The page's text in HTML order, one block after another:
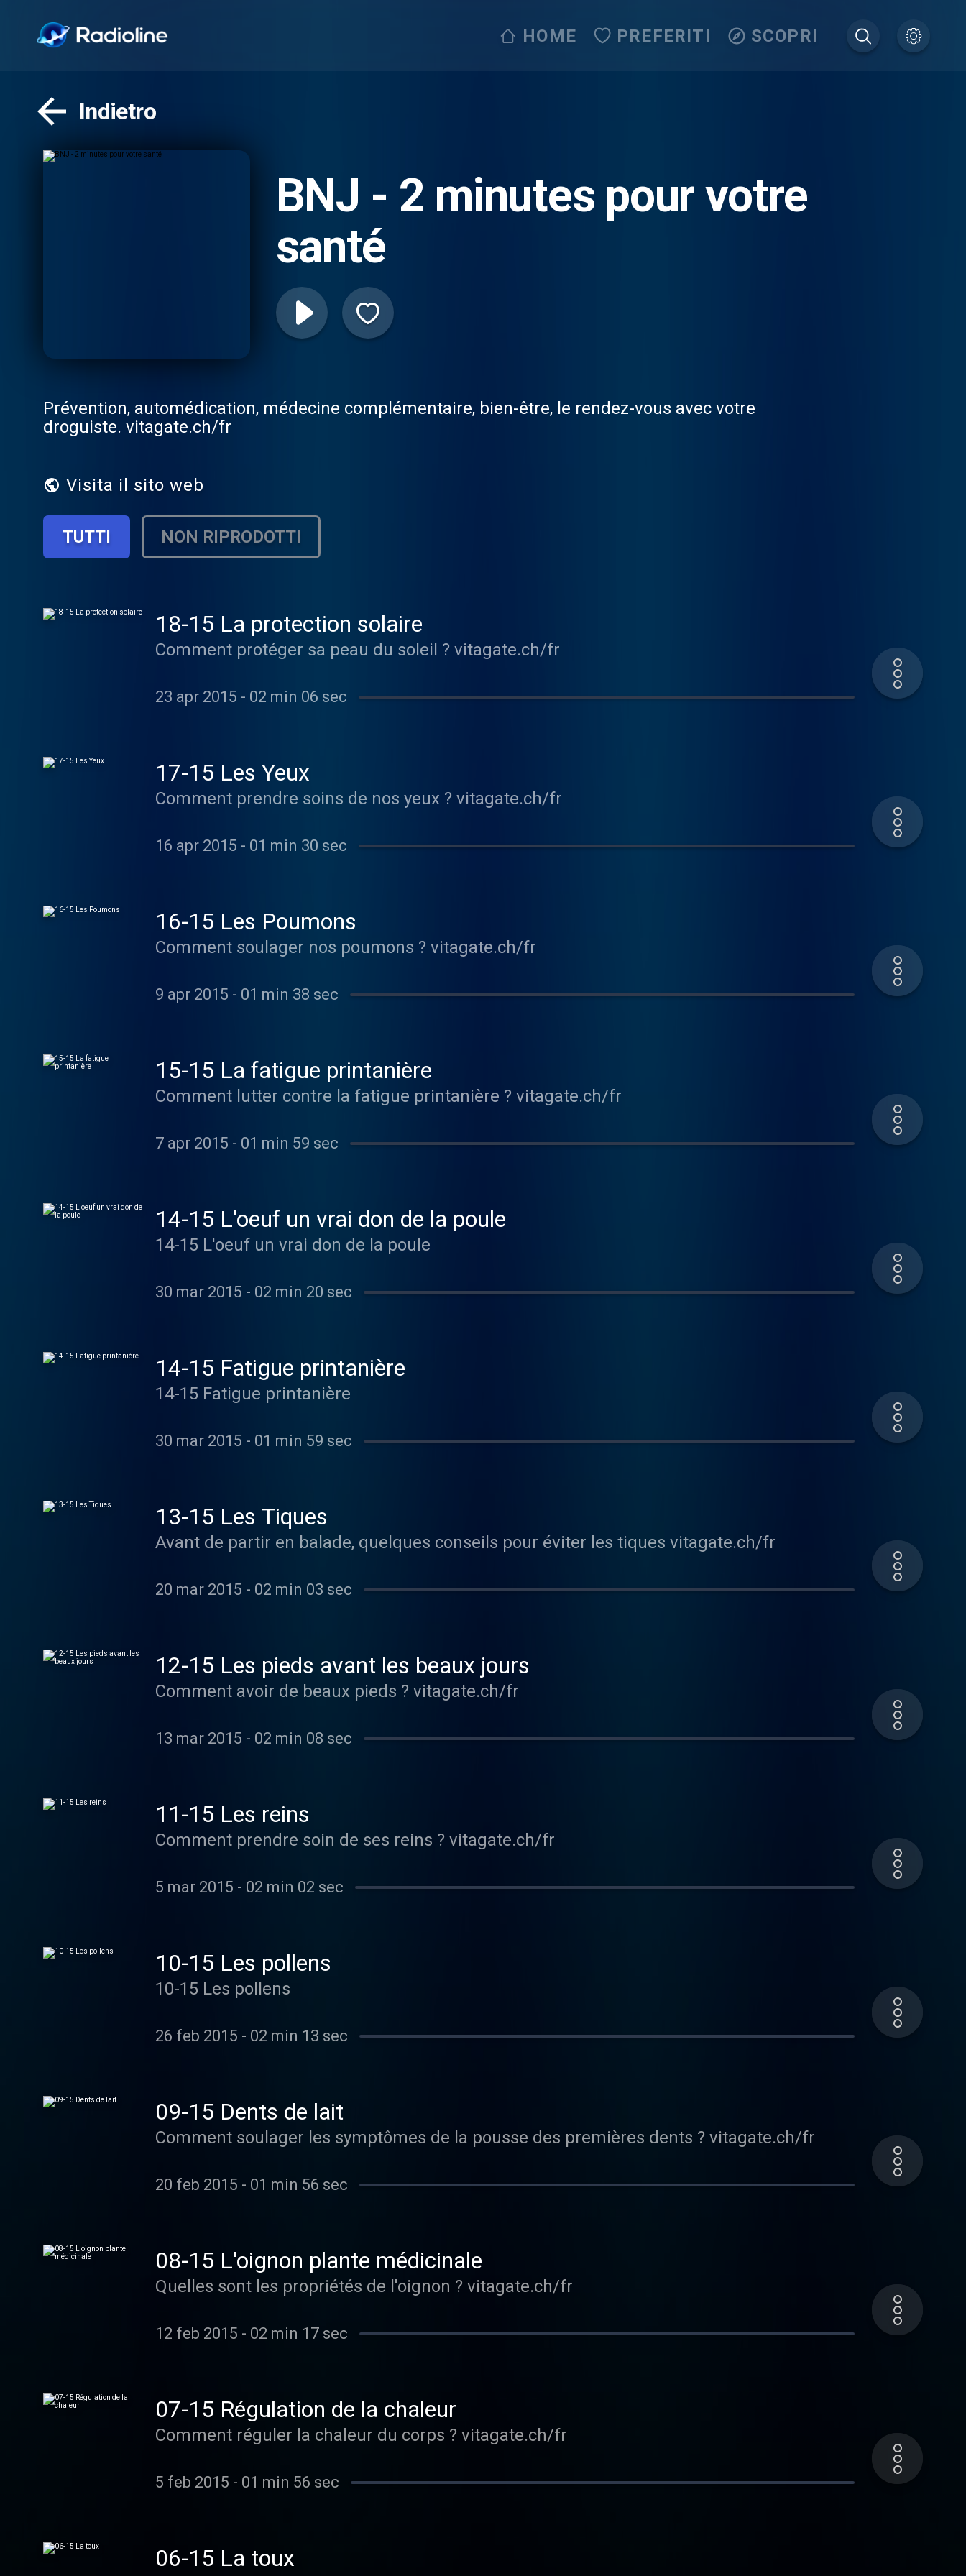
HOME PREFERITI SCOPRI
Indietro
BNJ - 2 minutes pour votre
santé
Prévention, automédication, médecine complémentaire, bien-être, le rendez-vous avec votre
droguiste. vitagate.ch/fr
Visita il sito web
TUTTI NON RIPRODOTTI
18-15 La protection solaire
Comment protéger sa peau du soleil ? vitagate.ch/fr
23 apr 2015 - 02 min 06 sec
17-15 Les Yeux
Comment prendre soins de nos yeux ? vitagate.ch/fr
16 apr 2015 - 01 min 30 sec
16-15 Les Poumons
Comment soulager nos poumons ? vitagate.ch/fr
9 apr 2015 - 01 min 38 sec
15-15 La fatigue printanière
Comment lutter contre la fatigue printanière ? vitagate.ch/fr
7 apr 2015 - 01 min 59 sec
14-15 L'oeuf un vrai don de la poule
14-15 L'oeuf un vrai don de la poule
30 mar 2015 - 02 min 20 sec
14-15 Fatigue printanière
14-15 Fatigue printanière
30 mar 2015 - 01 min 59 sec
13-15 Les Tiques
Avant de partir en balade, quelques conseils pour éviter les tiques vitagate.ch/fr
20 mar 2015 - 02 min 03 sec
12-15 Les pieds avant les beaux jours
Comment avoir de beaux pieds ? vitagate.ch/fr
13 mar 2015 - 02 min 08 sec
11-15 Les reins
Comment prendre soin de ses reins ? vitagate.ch/fr
5 mar 2015 - 02 min 02 sec
10-15 Les pollens
10-15 Les pollens
26 feb 2015 - 02 min 13 sec
09-15 Dents de lait
Comment soulager les symptômes de la pousse des premières dents ? vitagate.ch/fr
20 feb 2015 - 01 min 56 sec
08-15 L'oignon plante médicinale
Quelles sont les propriétés de l'oignon ? vitagate.ch/fr
12 feb 2015 - 02 min 17 sec
07-15 Régulation de la chaleur
Comment réguler la chaleur du corps ? vitagate.ch/fr
5 feb 2015 - 01 min 56 sec
06-15 La toux